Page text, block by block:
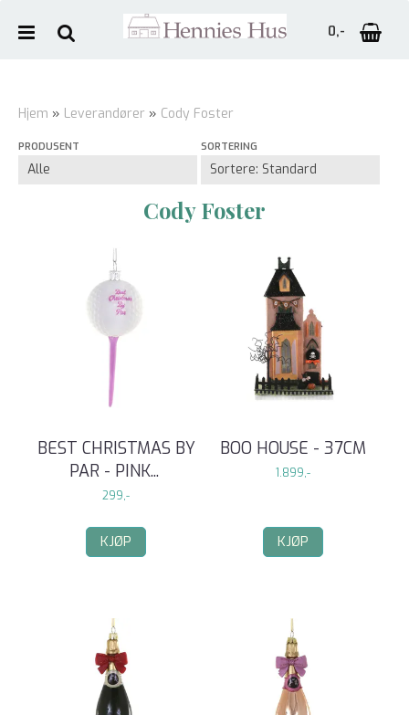
0,-
Hjem » Leverandører » Cody Foster
PRODUSENT SORTERING
Cody Foster
BEST CHRISTMAS BY
PAR - PINK...
299,-
KJØP
BOO HOUSE - 37CM
1.899,-
KJØP